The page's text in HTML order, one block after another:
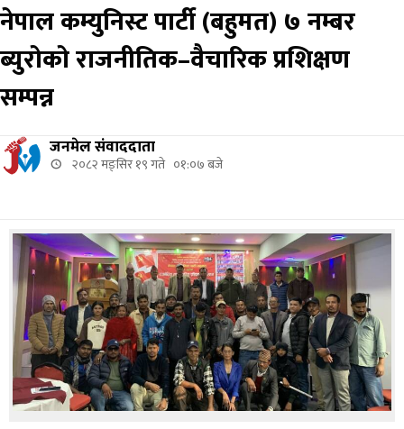
नेपाल कम्युनिस्ट पार्टी (बहुमत) ७ नम्बर
ब्युरोको राजनीतिक–वैचारिक प्रशिक्षण
सम्पन्न
जनमेल संवाददाता
२०८२ मङ्सिर १९ गते ०१:०७ बजे